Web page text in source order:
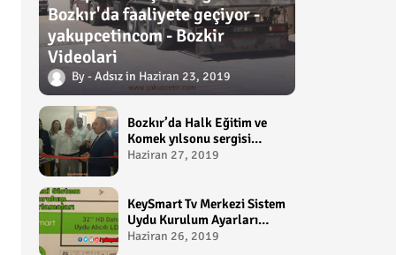
Bozkır'da faaliyete geçiyor -
yakupcetincom - Bozkir
Videolari
Adsız Haziran 23, 2019
Bozkır’da Halk Eğitim ve
Komek yılsonu sergisi
gerçekleştirildi-
Haziran 27, 2019
KeySmart Tv Merkezi Sistem
Uydu Kurulum Ayarları
Video anlatım -
Haziran 26, 2019